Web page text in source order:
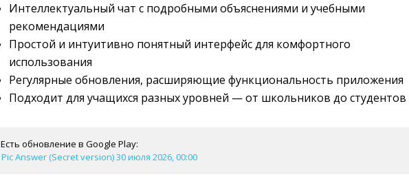
Интеллектуальный чат с подробными объяснениями и учебными
рекомендациями
Простой и интуитивно понятный интерфейс для комфортного
использования
Регулярные обновления, расширяющие функциональность приложения
Подходит для учащихся разных уровней — от школьников до студентов
Есть обновление в Google Play:
Pic Answer (Secret version) 30 июля 2026, 00:00